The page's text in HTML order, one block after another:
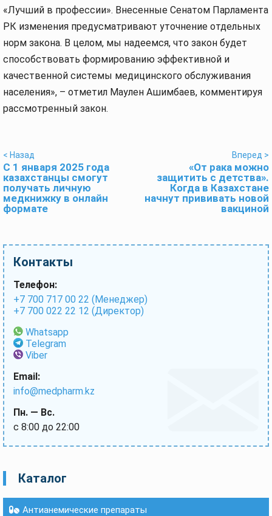
«Лучший в профессии». Внесенные Сенатом Парламента
РК изменения предусматривают уточнение отдельных
норм закона. В целом, мы надеемся, что закон будет
способствовать формированию эффективной и
качественной системы медицинского обслуживания
населения», – отметил Маулен Ашимбаев, комментируя
рассмотренный закон.
< Назад
С 1 января 2025 года
казахстанцы смогут
получать личную
медкнижку в онлайн
формате
Вперед >
«От рака можно
защитить с детства».
Когда в Казахстане
начнут прививать новой
вакциной
Контакты
Телефон:
+7 700 717 00 22 (Менеджер)
+7 700 022 22 12 (Директор)
Whatsapp
Telegram
Viber
Email:
info@medpharm.kz
Пн. — Вс.
с 8:00 до 22:00
Каталог
Антианемические препараты